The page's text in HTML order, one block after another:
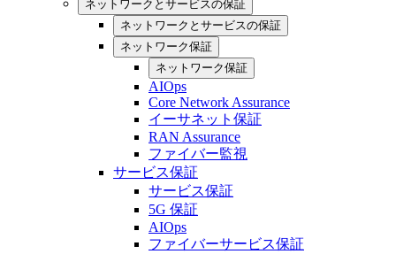
ネットワークとサービスの保証
ネットワークとサービスの保証
ネットワーク保証
ネットワーク保証
AIOps
Core Network Assurance
イーサネット保証
RAN Assurance
ファイバー監視
サービス保証
サービス保証
5G 保証
AIOps
ファイバーサービス保証